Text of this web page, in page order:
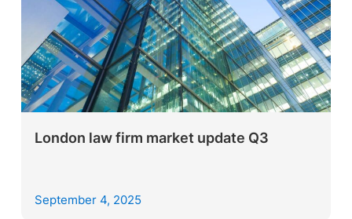
London law firm market update Q3
September 4, 2025